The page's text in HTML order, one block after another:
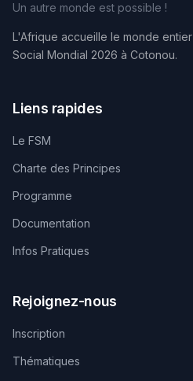
Un autre monde est possible !
L'Afrique accueille le monde
Social Mondial 2026 à Cotonou.
Liens rapides
Le FSM
Charte des Principes
Programme
Documentation
Infos Pratiques
Rejoignez-nous
Inscription
Thématiques